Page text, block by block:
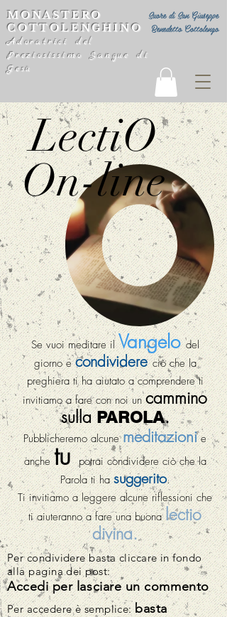
Suore di San Giuseppe
Benedetto Cottolengo
MONASTERO
COTTOLENGHINO
Adoratrici del
Preziosissimo Sangue di
Gesù
LectiO
On-line
Se vuoi meditare ilVangelodel
giorno econdividereciò che la
preghiera ti ha aiutato a comprendere ti
invitiamo a fare con noi uncammino
sullaPAROLA.
Pubblicheremo alcunemeditazionie
anchetupotrai condividere ciò che la
Parola ti hasuggerito.
Ti invitiamo a leggere alcune riflessioni che
ti aiuteranno a fare una buonalectio
divina.
Per condividere basta cliccare in fondo
alla pagina dei post:
Accedi per lasciare un commento
Per accedere è semplice:basta